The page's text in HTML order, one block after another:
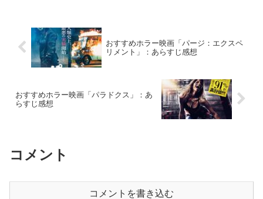
おすすめホラー映画「パージ：エクスペ
リメント」：あらすじ感想
おすすめホラー映画「パラドクス」：あ
らすじ感想
コメント
コメントを書き込む